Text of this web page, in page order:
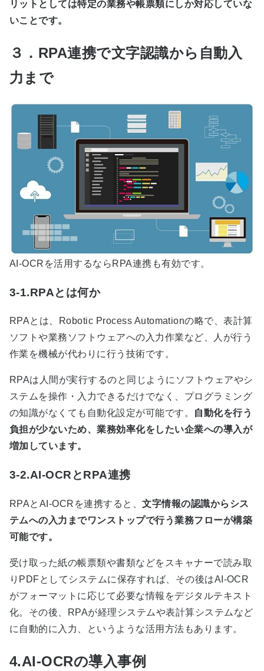
リットとしては特定の業務や帳票類にしか対応していな
いことです。
３．RPA連携で文字認識から自動入
力まで
AI-OCR を活用するなら RPA連携も有効です。
3-1.RPAとは何か
RPAとは、 Robotic Process Automationの略で、表計算
ソフトや業務ソフトウェアへの入力作業など、人が行う
作業を機械が代わりに行う技術です。
RPAは人間が実行するのと同じようにソフトウェアやシ
ステムを操作・入力できるだけでなく、プログラミング
の知識がなくても自動化設定が可能です。
自動化を行う
負担が少ないため、業務効率化をしたい企業への導入が
増加しています。
3-2.AI-OCRとRPA連携
RPAと AI-OCR を連携すると、文字情報の認識からシス
テムへの入力までワンストップで行う業務フローが構築
可能です。
受け取った紙の帳票類や書類などをスキャナーで読み取
り PDFとしてシステムに保存すれば、その後はAI-OCR
がフォーマットに応じて必要な情報をデジタルテキスト
化。その後、
RPAが経理システムや表計算システムなど
に自動的に入力、というような活用方法もあります。
4.AI-OCRの導入事例